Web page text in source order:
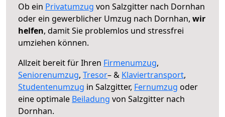
Ob ein Privatumzug von Salzgitter nach Dornhan
oder ein gewerblicher Umzug nach Dornhan, wir
helfen, damit Sie problemlos und stressfrei
umziehen können.
Allzeit bereit für Ihren Firmenumzug,
Seniorenumzug, Tresor– & Klaviertransport,
Studentenumzug in Salzgitter, Fernumzug oder
eine optimale Beiladung von Salzgitter nach
Dornhan.